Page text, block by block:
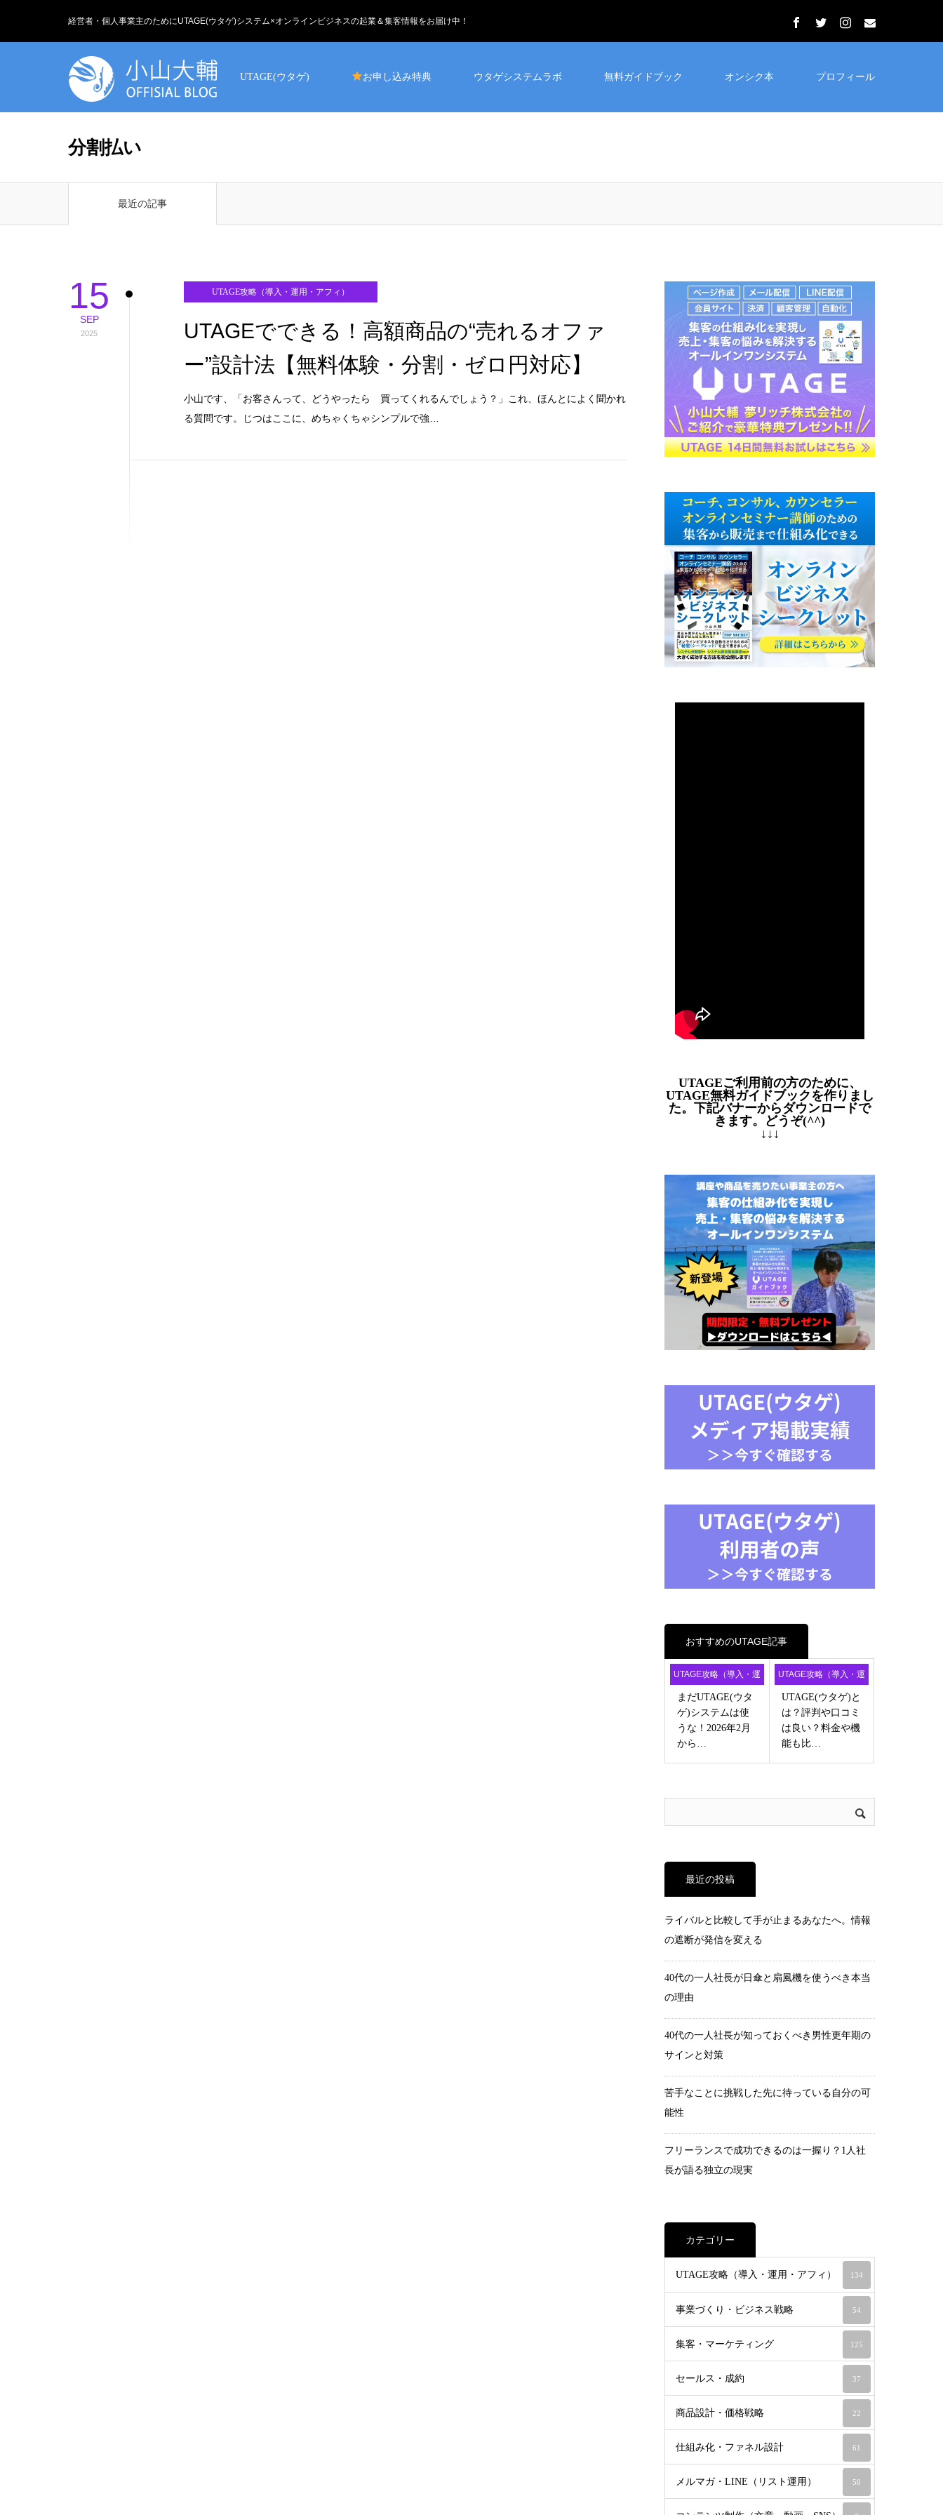
経営者・個人事業主のためにUTAGE(ウタゲ)システム×オンラインビジネスの起業＆集客情報をお届け中！
UTAGE(ウタゲ) お申し込み特典 ウタゲシステムラボ 無料ガイドブック オンシク本 プロフィール
分割払い
最近の記事
15
SEP
2025
UTAGE攻略（導入・運用・アフィ）
UTAGEでできる！高額商品の“売れるオファ
ー”設計法【無料体験・分割・ゼロ円対応】
小山です、「お客さんって、どうやったら 買ってくれるんでしょう？」これ、ほんとによく聞かれ
る質問です。じつはここに、めちゃくちゃシンプルで強…
UTAGEご利用前の方のために、
UTAGE無料ガイドブックを作りまし
た。下記バナーからダウンロードで
きます。どうぞ(^^)
↓↓↓
おすすめのUTAGE記事
UTAGE攻略（導入・運
用・アフィ）
まだUTAGE(ウタ
ゲ)システムは使
うな！2026年2月
から…
UTAGE攻略（導入・運
用・アフィ）
UTAGE(ウタゲ)と
は？評判や口コミ
は良い？料金や機
能も比…
最近の投稿
ライバルと比較して手が止まるあなたへ。情報
の遮断が発信を変える
40代の一人社長が日傘と扇風機を使うべき本当
の理由
40代の一人社長が知っておくべき男性更年期の
サインと対策
苦手なことに挑戦した先に待っている自分の可
能性
フリーランスで成功できるのは一握り？1人社
長が語る独立の現実
カテゴリー
UTAGE攻略（導入・運用・アフィ） 134
事業づくり・ビジネス戦略 54
集客・マーケティング 125
セールス・成約 37
商品設計・価格戦略 22
仕組み化・ファネル設計 61
メルマガ・LINE（リスト運用） 50